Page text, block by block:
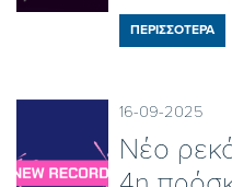
ΠΕΡΙΣΣΟΤΕΡΑ
16-09-2025
Νέο